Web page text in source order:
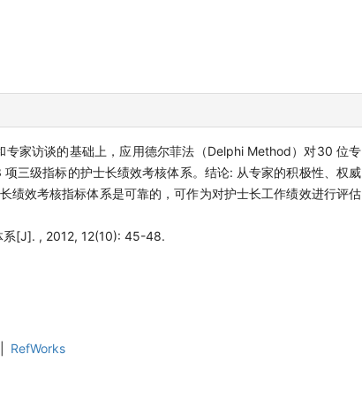
家访谈的基础上，应用德尔菲法（Delphi Method）对30 位专
三级指标的护士长绩效考核体系。结论: 从专家的积极性、权威
绩效考核指标体系是可靠的，可作为对护士长工作绩效进行评估
系[J]. , 2012, 12(10): 45-48.
RefWorks